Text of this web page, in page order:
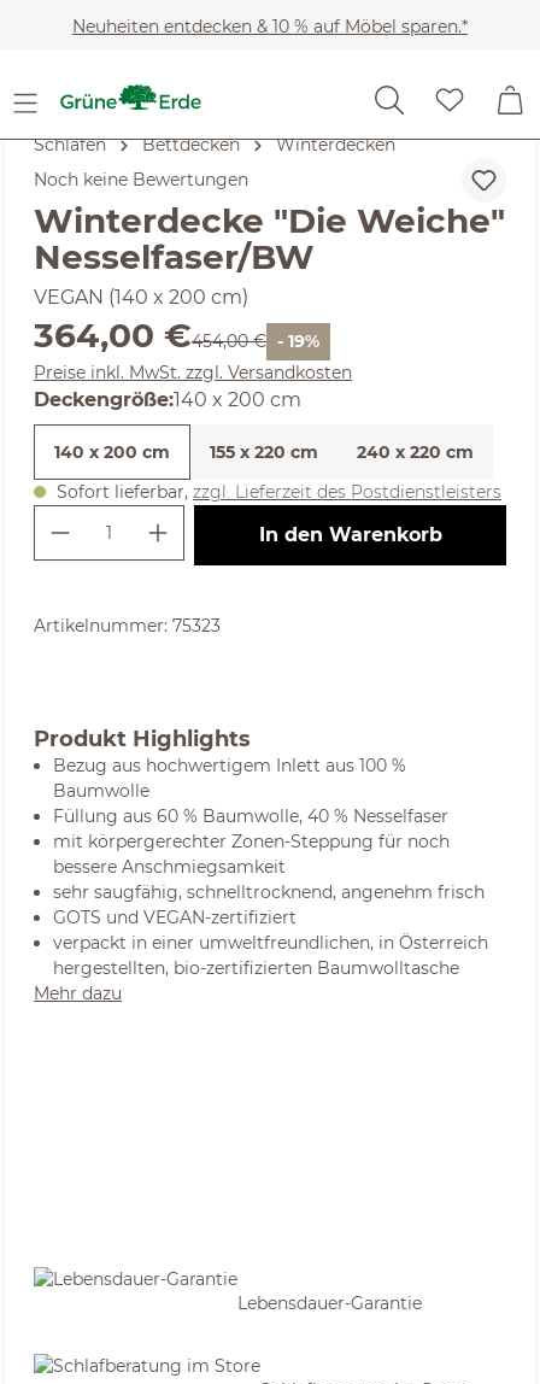
Zum Hauptinhalt springen
Neuheiten entdecken & 10 % auf Möbel sparen.*
Schlafen Bettdecken
Winterdecken
Noch keine Bewertungen
Winterdecke "Die Weiche"
Nesselfaser/BW
VEGAN (140 x 200 cm)
Verkaufspreis:
364,00 €Regulärer Preis:
454,00 € - 19%
Preise inkl. MwSt. zzgl. Versandkosten
Deckengrößeauswählen
:140 x 200 cm
140 x 200 cm 155 x 220 cm
240 x 220 cm
Sofort lieferbar, zzgl. Lieferzeit des Postdienstleisters
Produkt Anzahl: Gib den
In den Warenkorb
Artikelnummer: 75323
Produkt Highlights
Bezug aus hochwertigem Inlett aus 100 %
Baumwolle
Füllung aus 60 % Baumwolle, 40 % Nesselfaser
mit körpergerechter Zonen-Steppung für noch
bessere Anschmiegsamkeit
sehr saugfähig, schnelltrocknend, angenehm frisch
GOTS und VEGAN-zertifiziert
verpackt in einer umweltfreundlichen, in Österreich
hergestellten, bio-zertifizierten Baumwolltasche
Mehr dazu
Lebensdauer-Garantie